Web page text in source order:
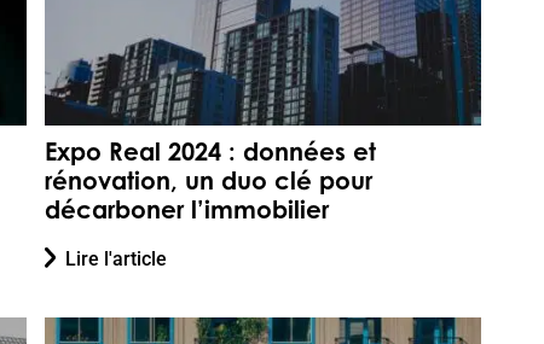
Expo Real 2024 : données et
rénovation, un duo clé pour
décarboner l’immobilier
Lire l'article